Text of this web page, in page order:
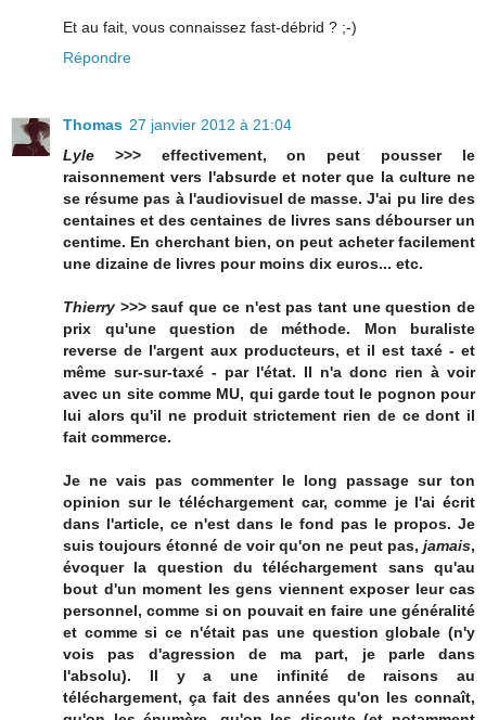
Et au fait, vous connaissez fast-débrid ? ;-)
Répondre
Thomas 27 janvier 2012 à 21:04
Lyle >>> effectivement, on peut pousser le
raisonnement vers l'absurde et noter que la culture ne
se résume pas à l'audiovisuel de masse. J'ai pu lire des
centaines et des centaines de livres sans débourser un
centime. En cherchant bien, on peut acheter facilement
une dizaine de livres pour moins dix euros... etc.
Thierry >>> sauf que ce n'est pas tant une question de
prix qu'une question de méthode. Mon buraliste
reverse de l'argent aux producteurs, et il est taxé - et
même sur-sur-taxé - par l'état. Il n'a donc rien à voir
avec un site comme MU, qui garde tout le pognon pour
lui alors qu'il ne produit strictement rien de ce dont il
fait commerce.
Je ne vais pas commenter le long passage sur ton
opinion sur le téléchargement car, comme je l'ai écrit
dans l'article, ce n'est dans le fond pas le propos. Je
suis toujours étonné de voir qu'on ne peut pas, jamais,
évoquer la question du téléchargement sans qu'au
bout d'un moment les gens viennent exposer leur cas
personnel, comme si on pouvait en faire une généralité
et comme si ce n'était pas une question globale (n'y
vois pas d'agression de ma part, je parle dans
l'absolu). Il y a une infinité de raisons au
téléchargement, ça fait des années qu'on les connaît,